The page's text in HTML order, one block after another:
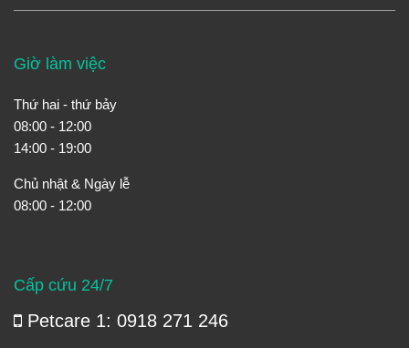
Giờ làm việc
Thứ hai - thứ bảy
08:00 - 12:00
14:00 - 19:00
Chủ nhật & Ngày lễ
08:00 - 12:00
Cấp cứu 24/7
Petcare 1: 0918 271 246